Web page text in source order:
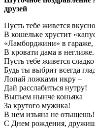
друзей
Пусть тебе живется
В кошельке хрустит
«Ламборджини» в гараже,
В кровати дама в неглиже.
Пусть тебе живется
Будь ты выбрит всегда
Лопай ложками икру –
Дай расслабиться нутру!
Выпьем нынче коньяка
За крутого мужика!
В нем изъяна не отыщешь!
С Днем рождения,